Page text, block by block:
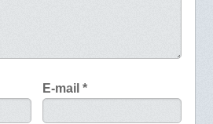
E-mail*